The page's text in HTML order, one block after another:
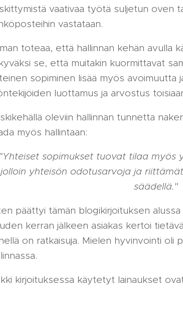
vaativaa työtä suljetun oven
vastataan.
toteaa, että hallinnan kehän avulla
se, että muitakin kuormittavat
sopiminen lisää myös avoimuutta
luottamus ja arvostus
oleviin hallinnan tunnetta
myös hallintaan:
"Yhteiset sopimukset tuovat tilaa myös
jolloin yhteisön odotusarvoja ja
säädellä."
päättyi tämän blogikirjoituksen
kerran jälkeen asiakas kertoi
on ratkaisuja. Mielen hyvinvointi oli
kirjoituksessa käytetyt lainaukset